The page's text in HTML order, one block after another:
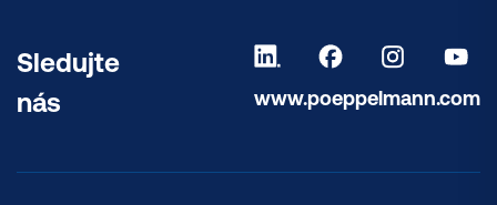
Sledujte
nás
www.poeppelmann.com